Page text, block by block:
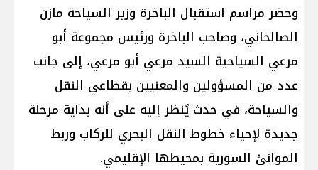
وحضر مراسم استقبال الباخرة وزير السياحة مازن
الصالحاني، وصاحب الباخرة ورئيس مجموعة أبو
مرعي السياحية السيد مرعي أبو مرعي، إلى جانب
عدد من المسؤولين والمعنيين بقطاعي النقل
والسياحة، في حدث يُنظر إليه على أنه بداية مرحلة
جديدة لإحياء خطوط النقل البحري للركاب وربط
الموانئ السورية بمحيطها الإقليمي.